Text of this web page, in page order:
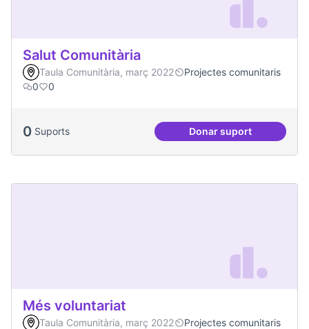
Salut Comunitària
Taula Comunitària, març 2022
Projectes comunitaris
0
0
0 Suports Donar suportSalut Comunitària
Més voluntariat
Taula Comunitària, març 2022
Projectes comunitaris